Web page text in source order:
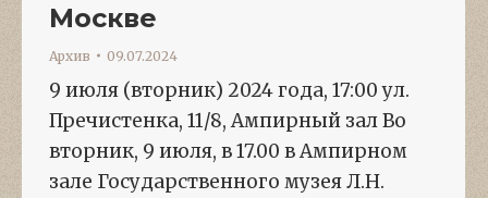
Москве
Архив 09.07.2024
9 июля (вторник) 2024 года, 17:00 ул.
Пречистенка, 11/8, Ампирный зал Во
вторник, 9 июля, в 17.00 в Ампирном
зале Государственного музея Л.Н.